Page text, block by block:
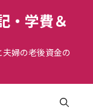
・学費＆
婦の老後資金の